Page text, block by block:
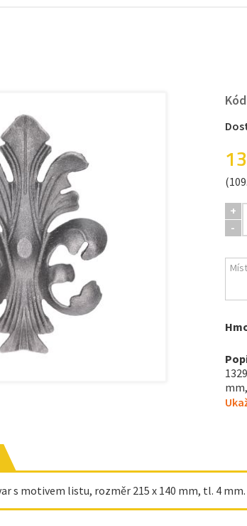
+
-
s motivem listu, rozměr 215 x 140 mm, tl. 4 mm.